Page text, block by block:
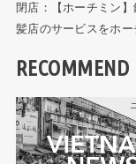
閉店：【ホーチミン
髪店のサービスをホ
RECOMMEND